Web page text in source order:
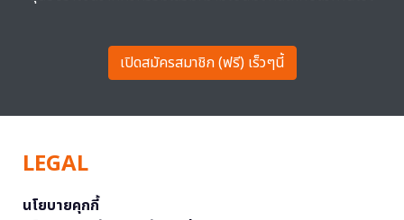
เปิดสมัครสมาชิก (ฟรี) เร็วๆนี้
LEGAL
นโยบายคุกกี้